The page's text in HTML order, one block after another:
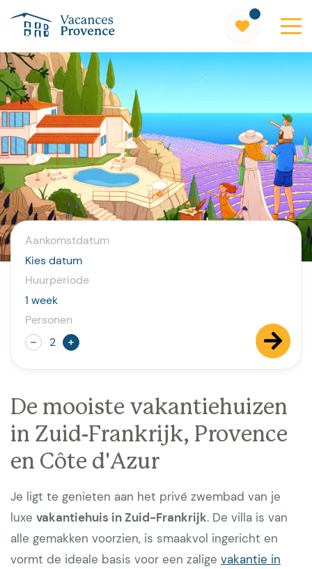
Aankomstdatum
Huurperiode
Personen
Luxe villa's
De mooiste vakantiehuizen
in Zuid-Frankrijk, Provence
en Côte d'Azur
Je ligt te genieten aan het privé zwembad van je
luxe vakantiehuis in Zuid-Frankrijk. De villa is van
alle gemakken voorzien, is smaakvol ingericht en
vormt de ideale basis voor een zalige vakantie in